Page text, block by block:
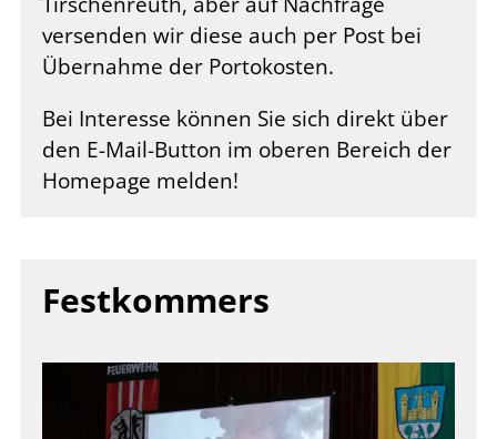
versenden wir diese auch per Post bei
Übernahme der Portokosten.
Bei Interesse können Sie sich direkt über
den E-Mail-Button im oberen Bereich der
Homepage melden!
Festkommers